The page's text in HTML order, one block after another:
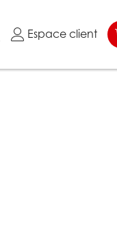
Espace client